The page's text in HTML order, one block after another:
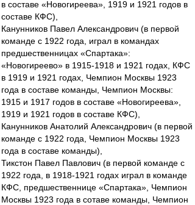
в составе «Новогиреева», 1919 и 1921 годов в
составе КФС),
Канунников Павел Александрович (в первой
команде с 1922 года, играл в командах
предшественницах «Спартака»:
«Новогиреево» в 1915-1918 и 1921 годах, КФС
в 1919 и 1921 годах, Чемпион Москвы 1923
года в составе команды, Чемпион Москвы:
1915 и 1917 годов в составе «Новогиреева»,
1919 и 1921 годов в составе КФС),
Канунников Анатолий Александрович (в первой
команде с 1922 года, Чемпион Москвы 1923
года в составе команды),
Тикстон Павел Павлович (в первой команде с
1922 года, в 1918-1921 годах играл в команде
КФС, предшественнице «Спартака», Чемпион
Москвы 1923 года в сотаве команды, Чемпион